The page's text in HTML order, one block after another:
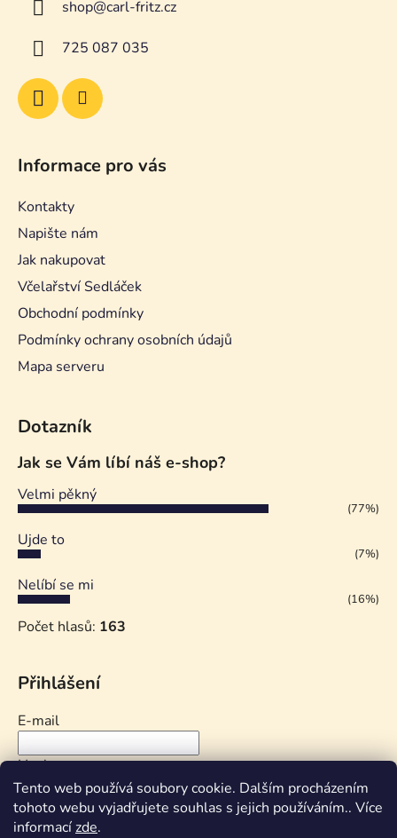
Tento web používá soubory cookie. Dalším procházením
tohoto webu vyjadřujete souhlas s jejich používáním.. Více
informacízde.
shop@carl-fritz.cz
725 087 035
Informace pro vás
Kontakty
Napište nám
Jak nakupovat
Včelařství Sedláček
Obchodní podmínky
Podmínky ochrany osobních údajů
Mapa serveru
Dotazník
Jak se Vám líbí náš e-shop?
Velmi pěkný
(77%)
Ujde to
(7%)
Nelíbí se mi
(16%)
Počet hlasů: 163
Přihlášení
E-mail
Heslo
PŘIHLÁSIT SE